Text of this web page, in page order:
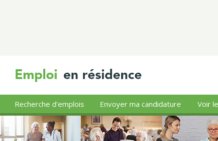
Recherche d'emplois Envoyer ma candidature Voir